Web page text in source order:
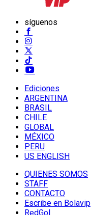
síguenos
Ediciones
ARGENTINA
BRASIL
CHILE
GLOBAL
MÉXICO
PERU
US ENGLISH
QUIENES SOMOS
STAFF
CONTACTO
Escribe en Bolavip
RedGol